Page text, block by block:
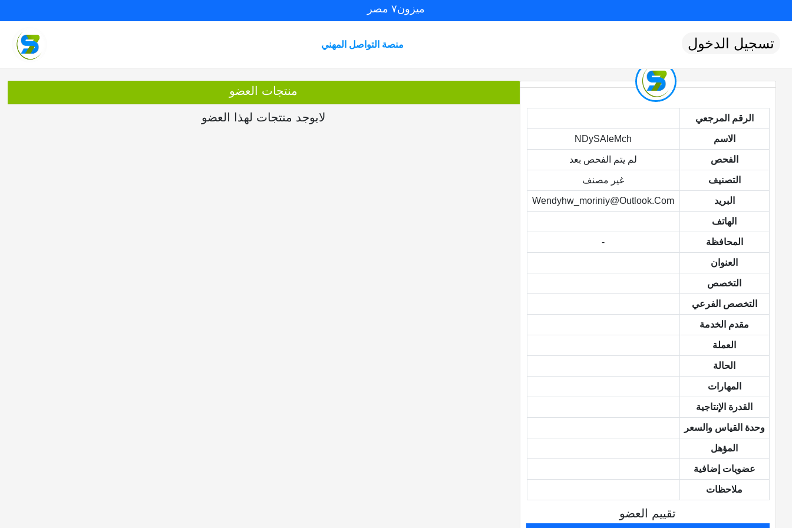
ميزون٧ مصر
منصة التواصل المهني تسجيل الدخول
الرقم المرجعي
الاسم NDySAleMch
الفحص لم يتم الفحص بعد
التصنيف غير مصنف
البريد Wendyhw_moriniy@outlook.com
الهاتف
المحافظة -
العنوان
التخصص
التخصص الفرعي
مقدم الخدمة
العملة
الحالة
المهارات
القدرة الإنتاجية
وحدة القياس والسعر
المؤهل
عضويات إضافية
ملاحظات
تقييم العضو
منتجات العضو
لايوجد منتجات لهذا العضو